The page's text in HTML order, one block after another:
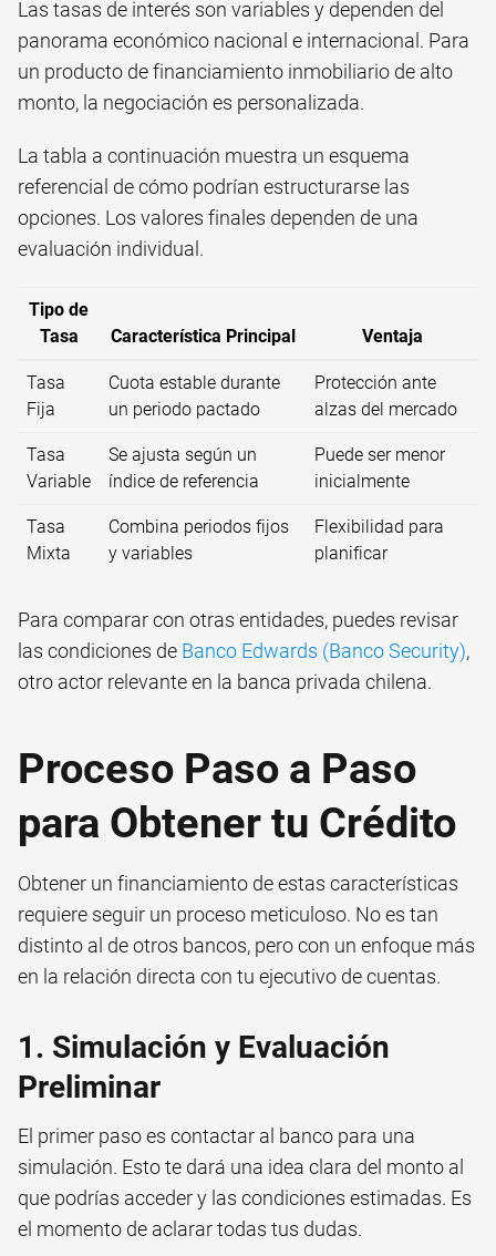
Las tasas de interés son variables y dependen del
panorama económico nacional e internacional. Para
un producto de financiamiento inmobiliario de alto
monto, la negociación es personalizada.
La tabla a continuación muestra un esquema
referencial de cómo podrían estructurarse las
opciones. Los valores finales dependen de una
evaluación individual.
Tipo de
Tasa
Característica Principal Ventaja
Tasa
Fija
Cuota estable durante
un periodo pactado
Protección ante
alzas del mercado
Tasa
Variable
Se ajusta según un
índice de referencia
Puede ser menor
inicialmente
Tasa
Mixta
Combina periodos fijos
y variables
Flexibilidad para
planificar
Para comparar con otras entidades, puedes revisar
las condiciones de Banco Edwards (Banco Security),
otro actor relevante en la banca privada chilena.
Proceso Paso a Paso
para Obtener tu Crédito
Obtener un financiamiento de estas características
requiere seguir un proceso meticuloso. No es tan
distinto al de otros bancos, pero con un enfoque más
en la relación directa con tu ejecutivo de cuentas.
1. Simulación y Evaluación
Preliminar
El primer paso es contactar al banco para una
simulación. Esto te dará una idea clara del monto al
que podrías acceder y las condiciones estimadas. Es
el momento de aclarar todas tus dudas.